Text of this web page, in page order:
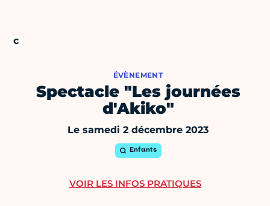
ÉVÈNEMENT
Spectacle "Les journées
d'Akiko"
Le samedi 2 décembre 2023
Enfants
VOIR LES INFOS PRATIQUES